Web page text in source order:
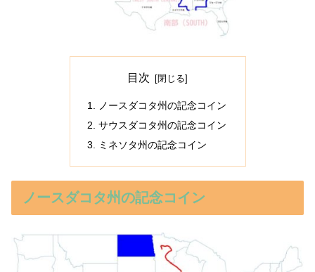
目次
ノースダコタ州の記念コイン
サウスダコタ州の記念コイン
ミネソタ州の記念コイン
ノースダコタ州の記念コイン